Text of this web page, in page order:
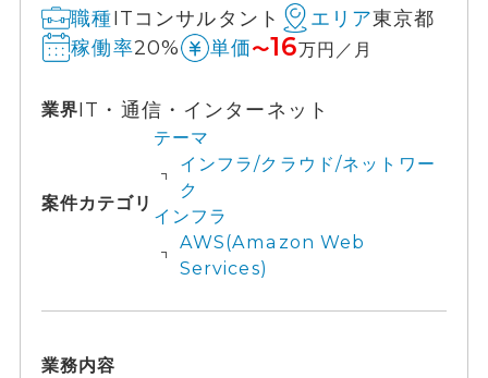
職種ITコンサルタント エリア東京都
稼働率20% 単価〜16万円／月
業界IT・通信・インターネット
案件カテゴリ
テーマ
インフラ/クラウド/ネットワー
ク
インフラ
AWS(Amazon Web
Services)
業務内容